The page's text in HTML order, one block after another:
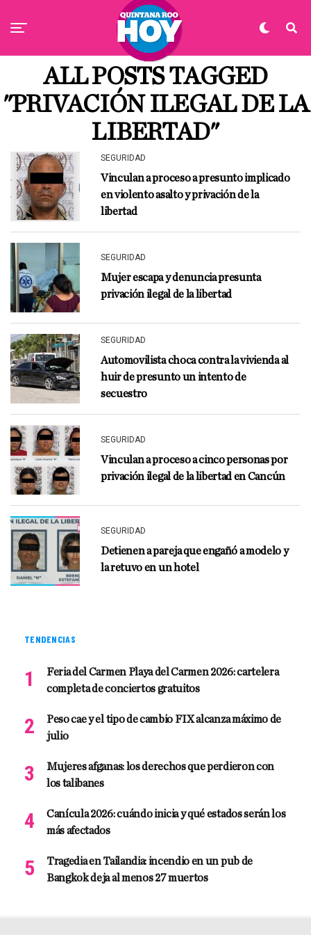
ALL POSTS TAGGED
"PRIVACIÓN ILEGAL DE LA
LIBERTAD"
SEGURIDAD
Vinculan a proceso a presunto implicado
en violento asalto y privación de la
libertad
SEGURIDAD
Mujer escapa y denuncia presunta
privación ilegal de la libertad
SEGURIDAD
Automovilista choca contra la vivienda al
huir de presunto un intento de
secuestro
SEGURIDAD
Vinculan a proceso a cinco personas por
privación ilegal de la libertad en Cancún
SEGURIDAD
Detienen a pareja que engañó a modelo y
la retuvo en un hotel
TENDENCIAS
Feria del Carmen Playa del Carmen 2026: cartelera
completa de conciertos gratuitos
Peso cae y el tipo de cambio FIX alcanza máximo de
julio
Mujeres afganas: los derechos que perdieron con
los talibanes
Canícula 2026: cuándo inicia y qué estados serán los
más afectados
Tragedia en Tailandia: incendio en un pub de
Bangkok deja al menos 27 muertos